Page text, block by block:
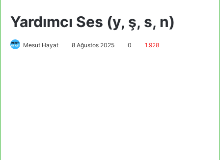
Yardımcı Ses (y, ş, s, n)
Mesut Hayat 8 Ağustos 2025 0 1.928